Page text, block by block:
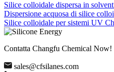
Silice colloidale dispersa in
Dispersione acquosa di silice
Silice colloidale per sistemi UV
Contatta Changfu Chemical Now!
sales@cfsilanes.com